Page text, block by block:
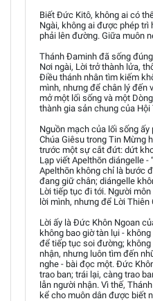
Biết Đức Kitô, không ai có
Ngài, không ai được phép trì
phải lên đường. Giữa muôn
Thánh Đaminh đã sống
Nơi ngài, Lời trở thành lửa,
Điều thánh nhân tìm kiếm
mình, nhưng để chân lý đến
mở một lối sống và một
thành gia sản chung của Hội
Nguồn mạch của lối sống
Chúa Giêsu trong Tin Mừng
trước một sự cắt đứt: dứt
Lạp viết Apelthōn diángelle -
Apelthōn không chỉ là bước
đang giữ chân; diángelle
Lời tiếp tục đi tới. Người
lời mình, nhưng để Lời Thiên
Lời ấy là Đức Khôn Ngoan
không bao giờ tàn lụi -
để tiếp tục soi đường;
nhận, nhưng luôn tìm đến
nghe - bài đọc một. Đức
trao ban; trái lại, càng trao
lẫn người nhận. Vì thế,
kể cho muôn dân được biết